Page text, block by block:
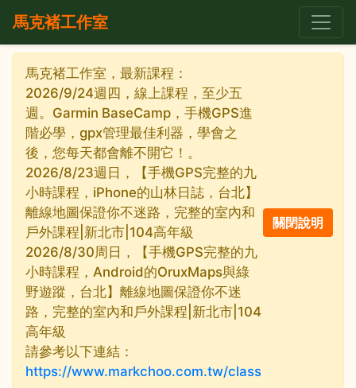
馬克褚工作室
馬克褚工作室，最新課程：
2026/9/24週四，線上課程，至少五
週。Garmin BaseCamp，手機GPS進
階必學，gpx管理最佳利器，學會之
後，您每天都會離不開它！。
2026/8/23週日，【手機GPS完整的九
小時課程，iPhone的山林日誌，台北】
離線地圖保證你不迷路，完整的室內和
戶外課程|新北市|104高年級
2026/8/30周日，【手機GPS完整的九
小時課程，Android的OruxMaps與綠
野遊蹤，台北】離線地圖保證你不迷
路，完整的室內和戶外課程|新北市|104
高年級
請參考以下連結：
https://www.markchoo.com.tw/class